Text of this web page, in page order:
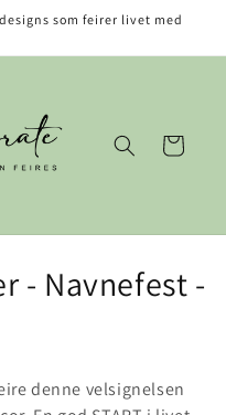
som feirer livet med
Handlekurv
- Navnefest -
denne velsignelsen